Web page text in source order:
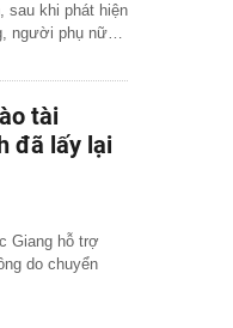
sau khi phát hiện
người phụ nữ…
tài
đã lấy lại
Giang hỗ trợ
do chuyển